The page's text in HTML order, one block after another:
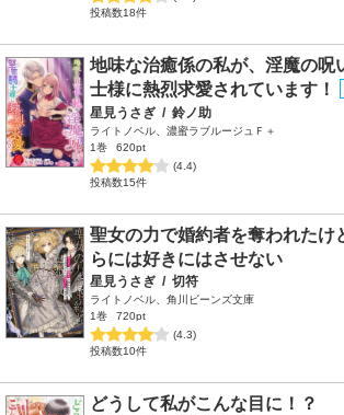
投稿数18件
地味な治癒係の私が、淫魔の呪
士様に熱烈求愛されています！
星見うさぎ / 鈴ノ助
ライトノベル、濃蜜ラブルージュＦ＋
1巻
620pt
(4.4)
投稿数15件
聖女の力で婚約者を奪われたけ
らには好きにはさせない
星見うさぎ / 切符
ライトノベル、角川ビーンズ文庫
1巻
720pt
(4.3)
投稿数10件
どうして私がこんな目に！？